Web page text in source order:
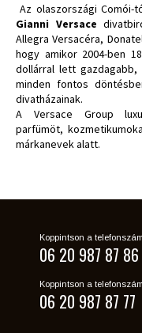
Az olaszországi Comói-
Gianni Versace
Allegra Versacéra,
hogy amikor 2004-ben
dollárral lett
minden fontos
divatházainak.
A Versace Group
parfümöt,
márkanevek alatt.
Koppintson a
06 20 987 87 86
Koppintson a
06 20 987 87 77